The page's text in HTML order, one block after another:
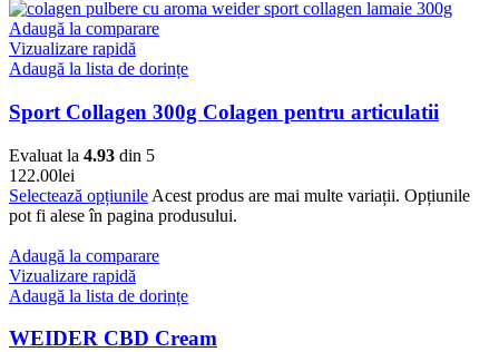
Adaugă la comparare
Vizualizare rapidă
Adaugă la lista de dorințe
Sport Collagen 300g Colagen pentru articulatii
Evaluat la 4.93 din 5
122.00lei
Selectează opțiunile Acest produs are mai multe variații. Opțiunile
pot fi alese în pagina produsului.
Adaugă la comparare
Vizualizare rapidă
Adaugă la lista de dorințe
WEIDER CBD Cream